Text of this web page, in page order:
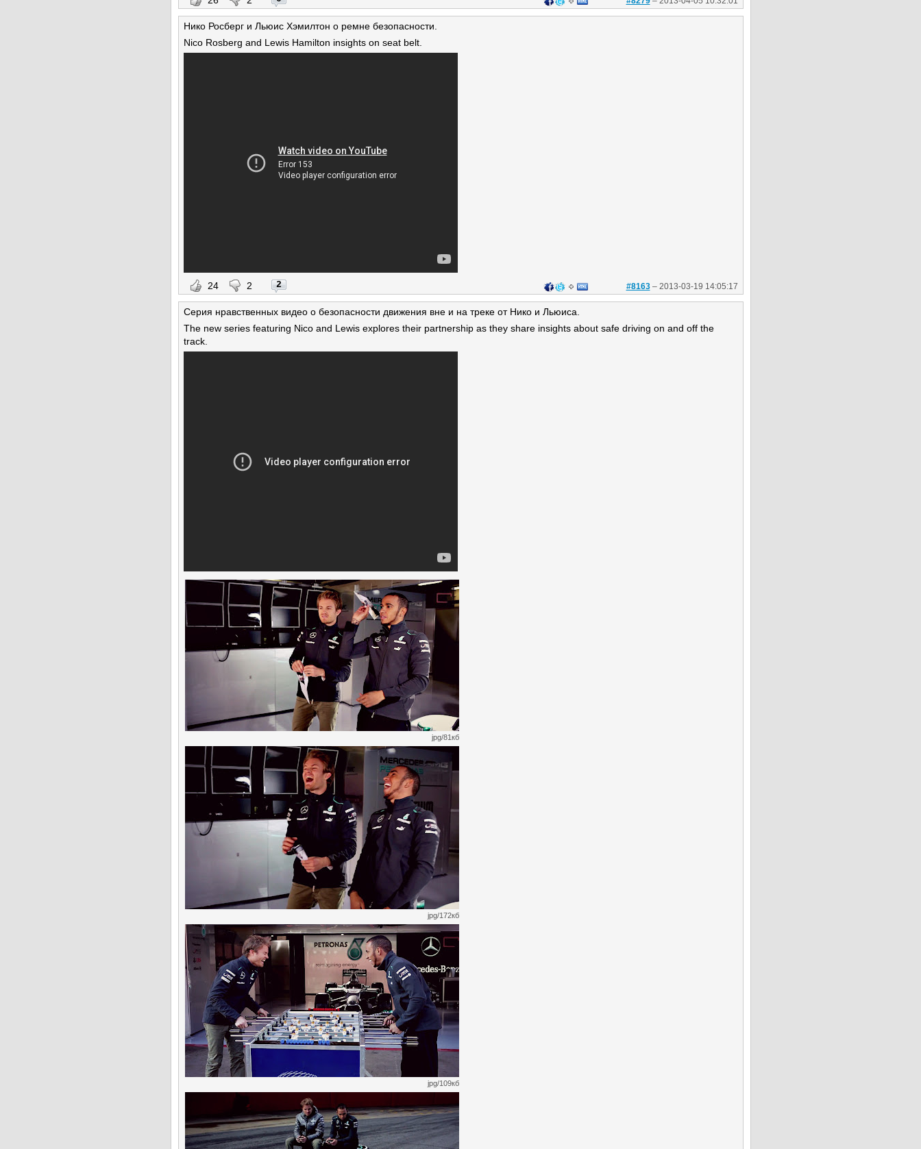
Нико Росберг и Льюис Хэмилтон о ремне безопасности.
Nico Rosberg and Lewis Hamilton insights on seat belt.
#8163– 2013-03-19 14:05:17
24 2 2
Серия нравственных видео о безопасности движения вне и на треке от Нико и Льюиса.
The new series featuring Nico and Lewis explores their partnership as they share insights about safe driving on and off the
track.
jpg/81кб
jpg/172кб
jpg/109кб